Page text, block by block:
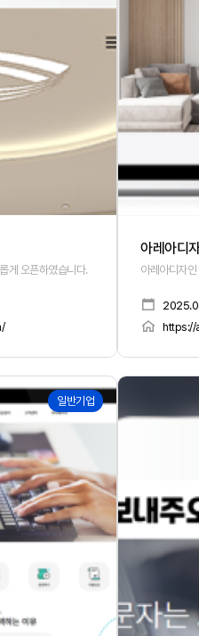
게 오픈하였습니다.
아레아디
아레아디자
https://
일반기업